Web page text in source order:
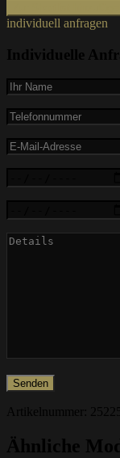
individuell anfragen
Individuelle
Artikelnummer:
Ähnliche